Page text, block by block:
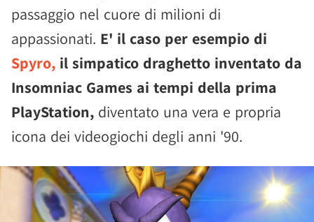
passaggio nel cuore di milioni di
appassionati. E' il caso per esempio di
Spyro, il simpatico draghetto inventato da
Insomniac Games ai tempi della prima
PlayStation, diventato una vera e propria
icona dei videogiochi degli anni '90.